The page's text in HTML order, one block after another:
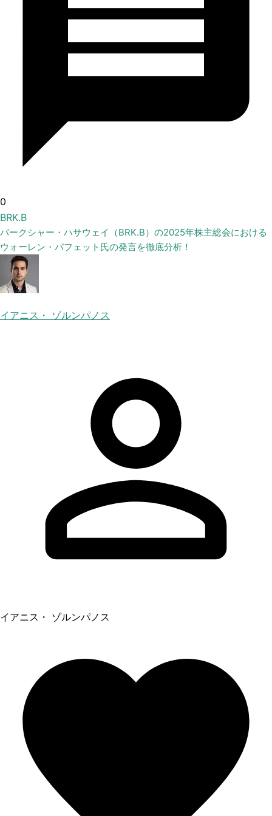
0
BRK.B
バークシャー・ハサウェイ（BRK.B）の2025年株主総会における
ウォーレン・バフェット氏の発言を徹底分析！
イアニス・ ゾルンパノス
イアニス・ ゾルンパノス